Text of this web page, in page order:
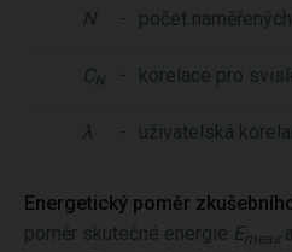
N - počet
C N - korelace pro
λ - uživatelská
Energetický poměr
poměr skutečné energie E meas